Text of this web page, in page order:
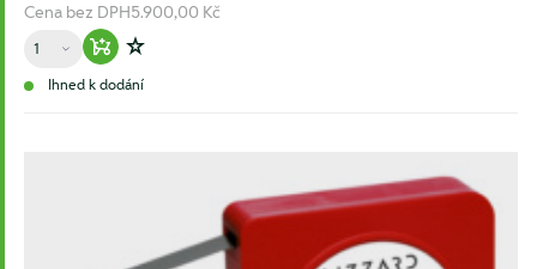
Cena bez DPH5.900,00 Kč
Množství
Warenkorb hinzufügen
Zur Wunschliste hinzufügen
Ihned k dodání